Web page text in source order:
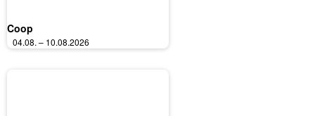
Coop
04.08. – 10.08.2026